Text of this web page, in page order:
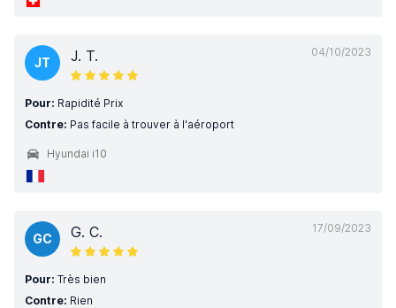
04/10/2023
JT J. T.
Pour: Rapidité Prix
Contre: Pas facile à trouver à l'aéroport
Hyundai i10
17/09/2023
GC G. C.
Pour: Très bien
Contre: Rien